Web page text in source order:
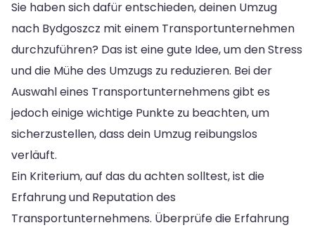
Sie haben sich dafür entschieden, deinen Umzug
nach Bydgoszcz mit einem Transportunternehmen
durchzuführen? Das ist eine gute Idee, um den Stress
und die Mühe des Umzugs zu reduzieren. Bei der
Auswahl eines Transportunternehmens gibt es
jedoch einige wichtige Punkte zu beachten, um
sicherzustellen, dass dein Umzug reibungslos
verläuft.
Ein Kriterium, auf das du achten solltest, ist die
Erfahrung und Reputation des
Transportunternehmens. Überprüfe die Erfahrung